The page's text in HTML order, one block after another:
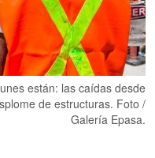
están: las caídas desde
de estructuras. Foto /
Galería Epasa.